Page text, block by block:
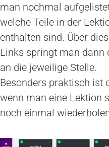
man nochmal
welche Teile in der
enthalten sind. Über
Links springt man dann
an die jeweilige Stelle.
Besonders praktisch ist
wenn man eine Lektion
noch einmal